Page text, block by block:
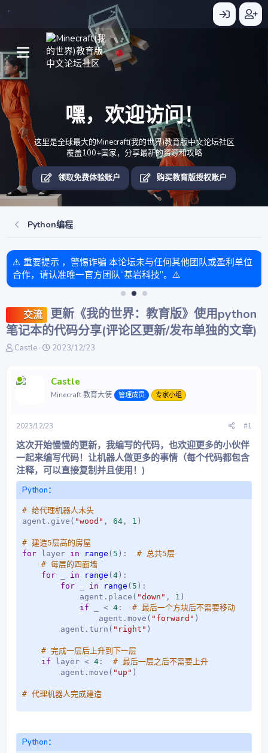
嘿，欢迎访问！
这里是全球最大的Minecraft(我的世界)教育版中文论坛社区
覆盖100+国家，分享最新的资源和攻略
领取免费体验账户 购买教育版授权账户
Python编程
⚠️ 重要提示 ，警惕诈骗 本论坛未与任何其他团队或盈利单位
合作，请认准唯一官方团队“基岩科技”。⚠️
交流
更新《我的世界：教育版》使用python
笔记本的代码分享(评论区更新/发布单独的文章)
主
起
Castle
开
间
2023/12/23
Castle
Minecraft 教育大使 管理成员 专家小组
2023/12/23 #1
这次开始慢慢的更新，我编写的代码，也欢迎更多的小伙伴
一起来编写代码！让机器人做更多的事情（每个代码都包含
注释，可以直接复制并且使用！)
Python：
# 给代理机器人木头
agent . give ( "wood" , 64 , 1 )
# 建造5层高的房屋
for layer in range ( 5 ) :
# 总共5层
# 每层的四面墙
for
in range ( 4 ) :
for
in range ( 5 ) :
            agent
. place ( "down" , 1 )
if
< 4 :
# 最后一个方块后不需要移动
                agent
. move ( "forward" )
        agent
. turn ( "right" )
# 完成一层后上升到下一层
if layer < 4 :
# 最后一层之后不需要上升
        agent
. move ( "up" )
# 代理机器人完成建造
Python：